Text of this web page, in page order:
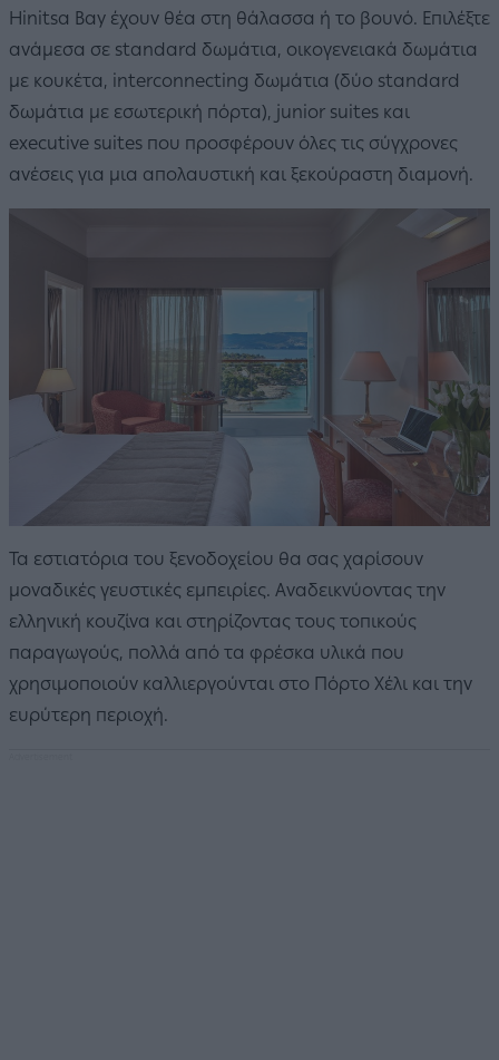
Hinitsa Bay έχουν θέα στη θάλασσα ή το βουνό. Επιλέξτε
ανάμεσα σε standard δωμάτια, οικογενειακά δωμάτια
με κουκέτα, interconnecting δωμάτια (δύο standard
δωμάτια με εσωτερική πόρτα), junior suites και
executive suites που προσφέρουν όλες τις σύγχρονες
ανέσεις για μια απολαυστική και ξεκούραστη διαμονή.
Τα εστιατόρια του ξενοδοχείου θα σας χαρίσουν
μοναδικές γευστικές εμπειρίες. Αναδεικνύοντας την
ελληνική κουζίνα και στηρίζοντας τους τοπικούς
παραγωγούς, πολλά από τα φρέσκα υλικά που
χρησιμοποιούν καλλιεργούνται στο Πόρτο Χέλι και την
ευρύτερη περιοχή.